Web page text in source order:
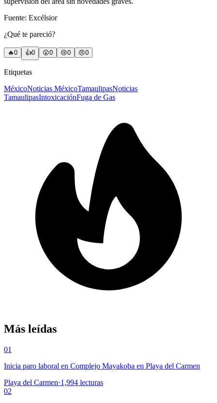
Fuente: Excélsior
¿Qué te pareció?
🔥0 👍0 😲0 😢0 😠0
Etiquetas
MéxicoNoticias MéxicoTamaulipasNoticias
TamaulipasIntoxicaciónFuga de Gas
Más leídas
01
Inicia paro laboral en Complejo Mayakoba en Playa del Carmen
Playa del Carmen·1,994 lecturas
02